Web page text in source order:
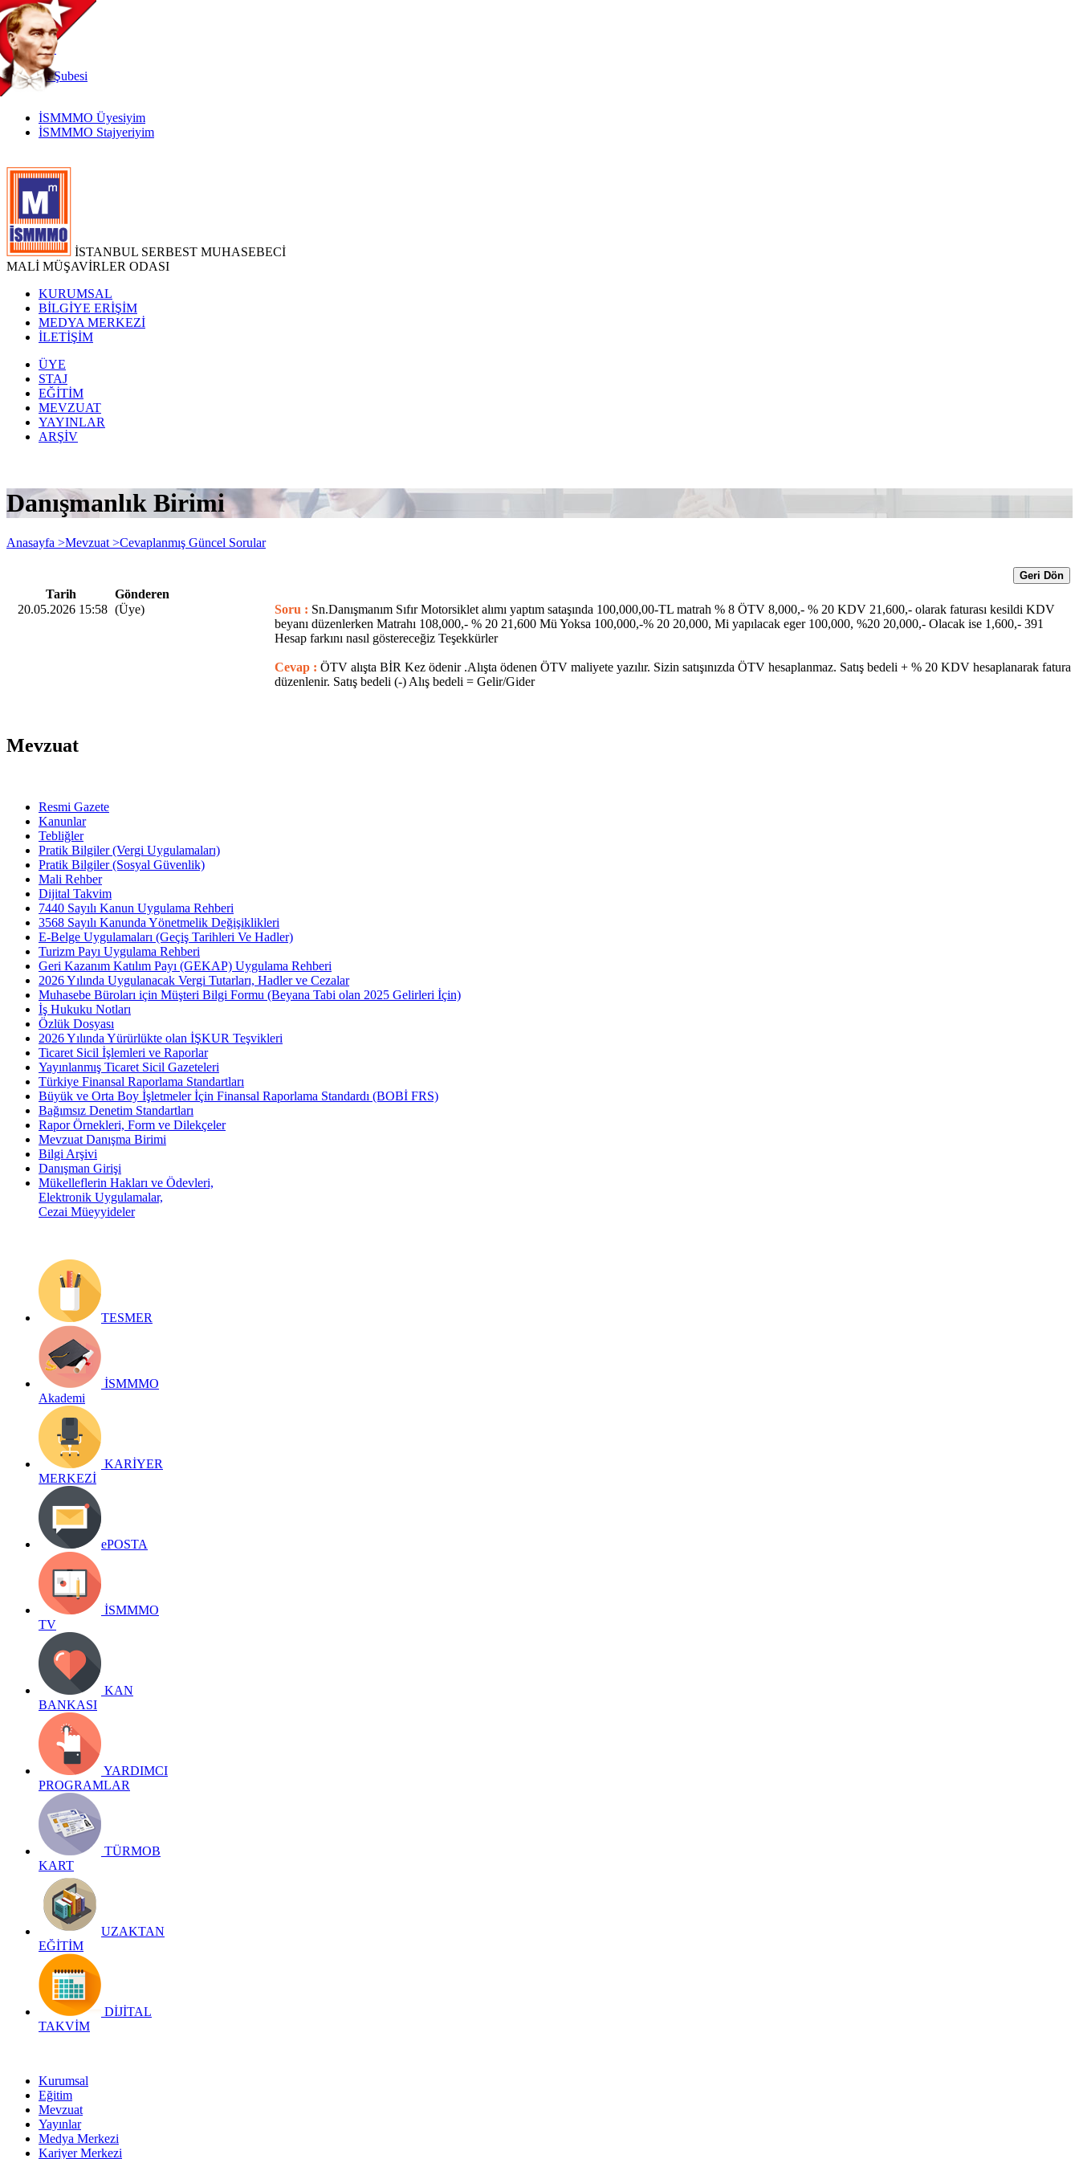
TR
|
EN
İnternetŞubesi
İSMMMO Üyesiyim
İSMMMO Stajyeriyim
İSTANBUL SERBEST MUHASEBECİ
MALİ MÜŞAVİRLER ODASI
KURUMSAL
BİLGİYE ERİŞİM
MEDYA MERKEZİ
İLETİŞİM
ÜYE
STAJ
EĞİTİM
MEVZUAT
YAYINLAR
ARŞİV
Danışmanlık Birimi
Anasayfa >Mevzuat >Cevaplanmış Güncel Sorular
Geri Dön
Tarih
Gönderen
20.05.2026 15:58 (Üye) Soru : Sn.Danışmanım Sıfır Motorsiklet alımı yaptım sataşında 100,000,00-TL matrah % 8 ÖTV 8,000,- % 20 KDV 21,600,- olarak faturası kesildi KDV
beyanı düzenlerken Matrahı 108,000,- % 20 21,600 Mü Yoksa 100,000,-% 20 20,000, Mi yapılacak eger 100,000, %20 20,000,- Olacak ise 1,600,- 391
Hesap farkını nasıl göstereceğiz Teşekkürler
Cevap : ÖTV alışta BİR Kez ödenir .Alışta ödenen ÖTV maliyete yazılır. Sizin satışınızda ÖTV hesaplanmaz. Satış bedeli + % 20 KDV hesaplanarak fatura
düzenlenir. Satış bedeli (-) Alış bedeli = Gelir/Gider
Mevzuat
Resmi Gazete
Kanunlar
Tebliğler
Pratik Bilgiler (Vergi Uygulamaları)
Pratik Bilgiler (Sosyal Güvenlik)
Mali Rehber
Dijital Takvim
7440 Sayılı Kanun Uygulama Rehberi
3568 Sayılı Kanunda Yönetmelik Değişiklikleri
E-Belge Uygulamaları (Geçiş Tarihleri Ve Hadler)
Turizm Payı Uygulama Rehberi
Geri Kazanım Katılım Payı (GEKAP) Uygulama Rehberi
2026 Yılında Uygulanacak Vergi Tutarları, Hadler ve Cezalar
Muhasebe Büroları için Müşteri Bilgi Formu (Beyana Tabi olan 2025 Gelirleri İçin)
İş Hukuku Notları
Özlük Dosyası
2026 Yılında Yürürlükte olan İŞKUR Teşvikleri
Ticaret Sicil İşlemleri ve Raporlar
Yayınlanmış Ticaret Sicil Gazeteleri
Türkiye Finansal Raporlama Standartları
Büyük ve Orta Boy İşletmeler İçin Finansal Raporlama Standardı (BOBİ FRS)
Bağımsız Denetim Standartları
Rapor Örnekleri, Form ve Dilekçeler
Mevzuat Danışma Birimi
Bilgi Arşivi
Danışman Girişi
Mükelleflerin Hakları ve Ödevleri,
Elektronik Uygulamalar,
Cezai Müeyyideler
TESMER
İSMMMO
Akademi
KARİYER
MERKEZİ
ePOSTA
İSMMMO
TV
KAN
BANKASI
YARDIMCI
PROGRAMLAR
TÜRMOB
KART
UZAKTAN
EĞİTİM
DİJİTAL
TAKVİM
Kurumsal
Eğitim
Mevzuat
Yayınlar
Medya Merkezi
Kariyer Merkezi